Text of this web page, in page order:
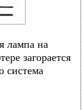
лампа на
загорается
система